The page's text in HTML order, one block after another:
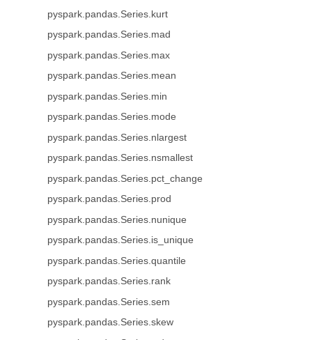
pyspark.pandas.Series.kurt
pyspark.pandas.Series.mad
pyspark.pandas.Series.max
pyspark.pandas.Series.mean
pyspark.pandas.Series.min
pyspark.pandas.Series.mode
pyspark.pandas.Series.nlargest
pyspark.pandas.Series.nsmallest
pyspark.pandas.Series.pct_change
pyspark.pandas.Series.prod
pyspark.pandas.Series.nunique
pyspark.pandas.Series.is_unique
pyspark.pandas.Series.quantile
pyspark.pandas.Series.rank
pyspark.pandas.Series.sem
pyspark.pandas.Series.skew